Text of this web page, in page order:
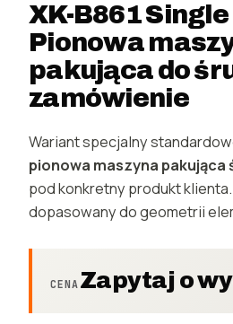
XK-B861
Pionowa
pakująca do
zamówienie
Wariant specjalny
pionowa maszyna pakująca
pod konkretny produkt
dopasowany do geometrii
CENA Zapytaj o